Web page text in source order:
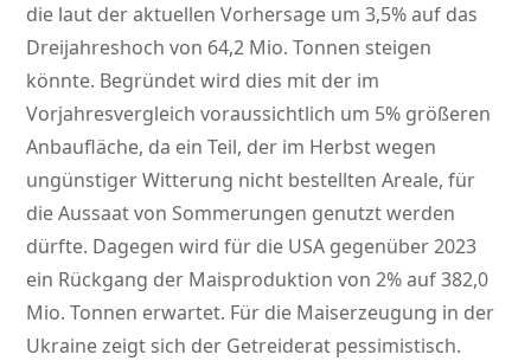
die laut der aktuellen Vorhersage um 3,5% auf das
Dreijahreshoch von 64,2 Mio. Tonnen steigen
könnte. Begründet wird dies mit der im
Vorjahresvergleich voraussichtlich um 5% größeren
Anbaufläche, da ein Teil, der im Herbst wegen
ungünstiger Witterung nicht bestellten Areale, für
die Aussaat von Sommerungen genutzt werden
dürfte. Dagegen wird für die USA gegenüber 2023
ein Rückgang der Maisproduktion von 2% auf 382,0
Mio. Tonnen erwartet. Für die Maiserzeugung in der
Ukraine zeigt sich der Getreiderat pessimistisch.